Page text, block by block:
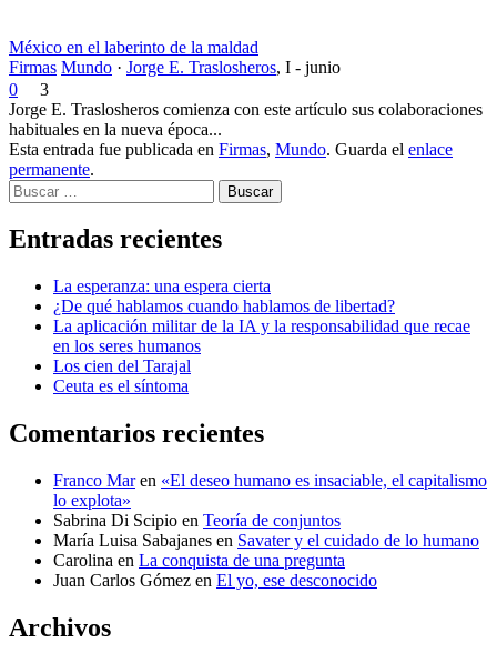
México en el laberinto de la maldad
Firmas Mundo · Jorge E. Traslosheros, I - junio
0
3
Jorge E. Traslosheros comienza con este artículo sus colaboraciones
habituales en la nueva época...
Esta entrada fue publicada en Firmas, Mundo. Guarda el enlace
permanente.
Buscar
Entradas recientes
La esperanza: una espera cierta
¿De qué hablamos cuando hablamos de libertad?
La aplicación militar de la IA y la responsabilidad que recae
en los seres humanos
Los cien del Tarajal
Ceuta es el síntoma
Comentarios recientes
Franco Maren «El deseo humano es insaciable, el capitalismo
lo explota»
Sabrina Di Scipio en Teoría de conjuntos
María Luisa Sabajanes en Savater y el cuidado de lo humano
Carolina en La conquista de una pregunta
Juan Carlos Gómez en El yo, ese desconocido
Archivos